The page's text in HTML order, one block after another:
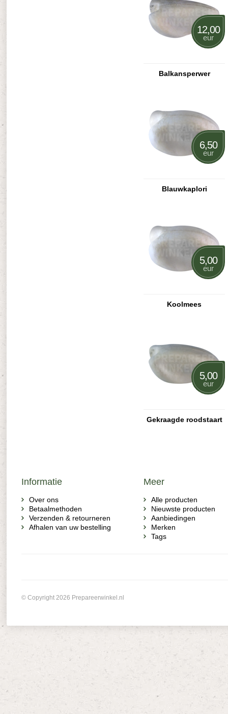
Balkansperwer
12,00
eur
Blauwkaplori
6,50
eur
Koolmees
5,00
eur
Gekraagde roodstaart
5,00
eur
Informatie
Over ons
Betaalmethoden
Verzenden & retourneren
Afhalen van uw bestelling
Meer
Alle producten
Nieuwste producten
Aanbiedingen
Merken
Tags
© Copyright 2026 Prepareerwinkel.nl